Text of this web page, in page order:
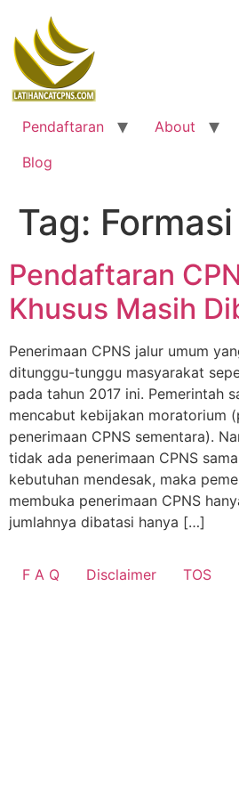
content
Pendaftaran About
Blog
Tag:
Pendaftaran
Khusus Masih
Penerimaan CPNS jalur umum
ditunggu-tunggu masyarakat
pada tahun 2017 ini. Pemerintah
mencabut kebijakan moratorium
penerimaan CPNS sementara).
tidak ada penerimaan CPNS
kebutuhan mendesak, maka
membuka penerimaan CPNS
jumlahnya dibatasi hanya […]
F A Q Disclaimer TOS